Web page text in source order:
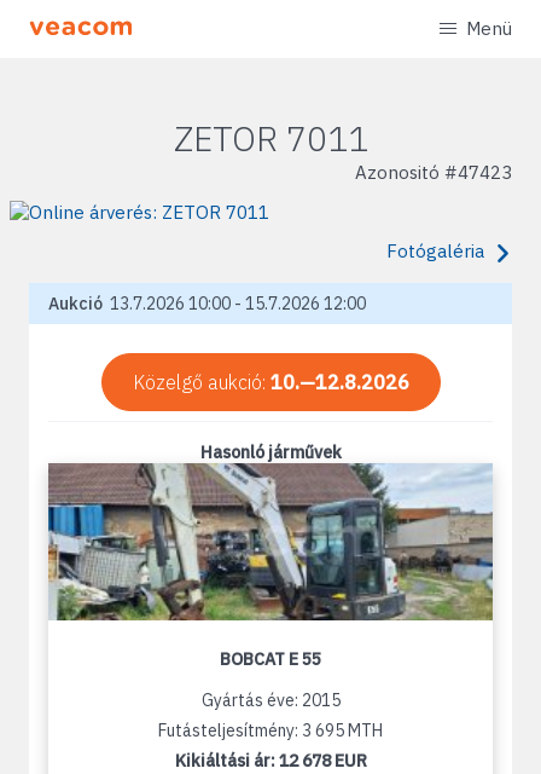
Menü
ZETOR 7011
Azonositó #47423
Fotógaléria
Aukció 13.7.2026 10:00 - 15.7.2026 12:00
Közelgő aukció: 10.—12.8.2026
Hasonló járművek
BOBCAT E 55
Gyártás éve: 2015
Futásteljesítmény: 3 695 MTH
Kikiáltási ár:12 678 EUR